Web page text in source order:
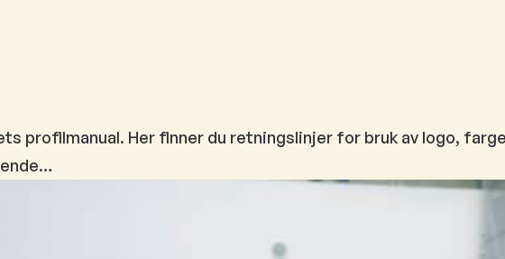
profilmanual. Her finner du retningslinjer for bruk av logo,